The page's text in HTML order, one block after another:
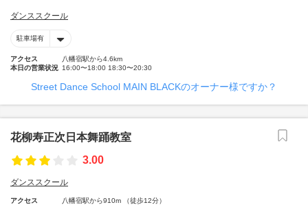
ダンススクール
駐車場有
アクセス
八幡宿駅から4.6km
本日の営業状況 16:00〜18:00 18:30〜20:30
Street Dance School MAIN BLACKのオーナー様ですか？
花柳寿正次日本舞踊教室
3.00
ダンススクール
アクセス 八幡宿駅から910m （徒歩12分）